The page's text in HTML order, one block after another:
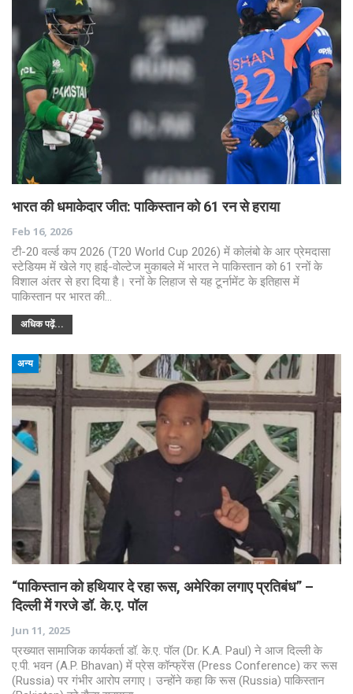
भारत की धमाकेदार जीत: पाकिस्तान को 61 रन से हराया
Feb 16, 2026
टी-20 वर्ल्ड कप 2026 (T20 World Cup 2026) में कोलंबो के आर प्रेमदासा
स्टेडियम में खेले गए हाई-वोल्टेज मुकाबले में भारत ने पाकिस्तान को 61 रनों के
विशाल अंतर से हरा दिया है। रनों के लिहाज से यह टूर्नामेंट के इतिहास में
पाकिस्तान पर भारत की…
अधिक पढ़ें...
अन्य
“पाकिस्तान को हथियार दे रहा रूस, अमेरिका लगाए प्रतिबंध” –
दिल्ली में गरजे डॉ. के.ए. पॉल
Jun 11, 2025
प्रख्यात सामाजिक कार्यकर्ता डॉ. के.ए. पॉल (Dr. K.A. Paul) ने आज दिल्ली के
ए.पी. भवन (A.P. Bhavan) में प्रेस कॉन्फ्रेंस (Press Conference) कर रूस
(Russia) पर गंभीर आरोप लगाए। उन्होंने कहा कि रूस (Russia) पाकिस्तान